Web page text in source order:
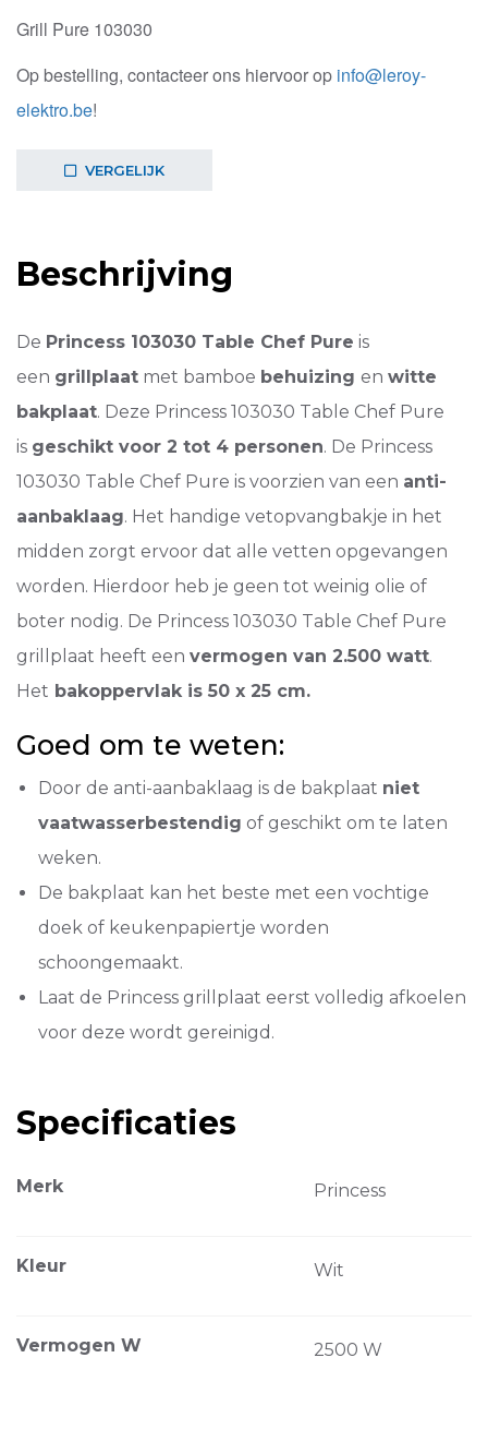
prijs
€79,99.
Grill Pure 103030
Op bestelling, contacteer ons hiervoor op info@leroy-
elektro.be!
VERGELIJK
Beschrijving
De Princess 103030 Table Chef Pure is
een grillplaat met bamboe behuizing en witte
bakplaat. Deze Princess 103030 Table Chef Pure
is geschikt voor 2 tot 4 personen. De Princess
103030 Table Chef Pure is voorzien van een anti-
aanbaklaag. Het handige vetopvangbakje in het
midden zorgt ervoor dat alle vetten opgevangen
worden. Hierdoor heb je geen tot weinig olie of
boter nodig. De Princess 103030 Table Chef Pure
grillplaat heeft een vermogen van 2.500 watt.
Het bakoppervlak is 50 x 25 cm.
Goed om te weten:
Door de anti-aanbaklaag is de bakplaat niet
vaatwasserbestendig of geschikt om te laten
weken.
De bakplaat kan het beste met een vochtige
doek of keukenpapiertje worden
schoongemaakt.
Laat de Princess grillplaat eerst volledig afkoelen
voor deze wordt gereinigd.
Specificaties
Merk Princess
Kleur Wit
Vermogen W 2500 W